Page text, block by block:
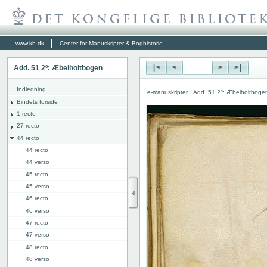
www.kb.dk Center for Manuskripter & Boghistorie
Add. 51 2º: Æbelholtbogen
Indledning
Bindets forside
1 recto
27 recto
44 recto
44 recto
44 verso
45 recto
45 verso
46 recto
46 verso
47 recto
47 verso
48 recto
48 verso
|< < > >|
e-manuskripter : Add. 51 2º: